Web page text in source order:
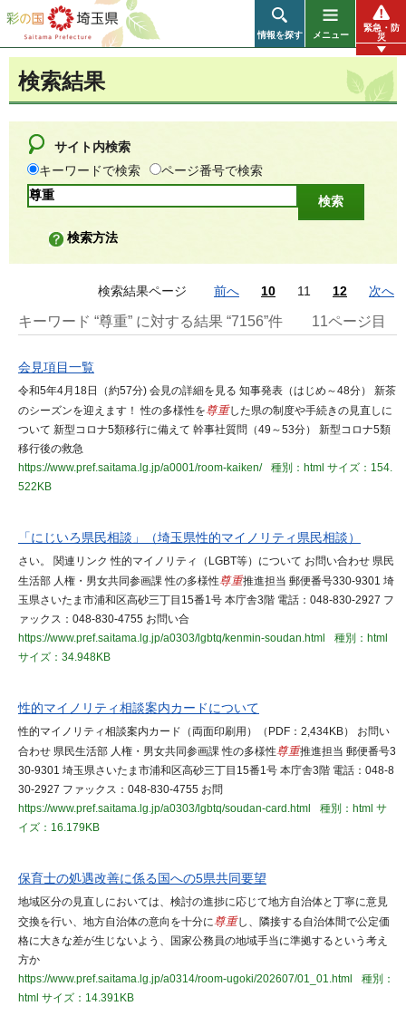
彩の国 埼玉県
情報を探す メニュー
緊急・防
災
検索結果
サイト内検索
キーワードで検索
ページ番号で検索
検索方法
検索結果ページ 前へ 10 11 12 次へ
キーワード “尊重” に対する結果 “7156”件 11ページ目
会見項目一覧
令和5年4月18日（約57分) 会見の詳細を見る 知事発表（はじめ～48分） 新茶
のシーズンを迎えます！ 性の多様性を尊重した県の制度や手続きの見直しに
ついて 新型コロナ5類移行に備えて 幹事社質問（49～53分） 新型コロナ5類
移行後の救急
https://www.pref.saitama.lg.jp/a0001/room-kaiken/
種別：html サイズ：154.
522KB
「にじいろ県民相談」（埼玉県性的マイノリティ県民相談）
さい。 関連リンク 性的マイノリティ（LGBT等）について お問い合わせ 県民
生活部 人権・男女共同参画課 性の多様性尊重推進担当 郵便番号330-9301 埼
玉県さいたま市浦和区高砂三丁目15番1号 本庁舎3階 電話：048-830-2927 フ
ァックス：048-830-4755 お問い合
https://www.pref.saitama.lg.jp/a0303/lgbtq/kenmin-soudan.html
種別：html
サイズ：34.948KB
性的マイノリティ相談案内カードについて
性的マイノリティ相談案内カード（両面印刷用）（PDF：2,434KB） お問い
合わせ 県民生活部 人権・男女共同参画課 性の多様性尊重推進担当 郵便番号3
30-9301 埼玉県さいたま市浦和区高砂三丁目15番1号 本庁舎3階 電話：048-8
30-2927 ファックス：048-830-4755 お問
https://www.pref.saitama.lg.jp/a0303/lgbtq/soudan-card.html
種別：html サ
イズ：16.179KB
保育士の処遇改善に係る国への5県共同要望
地域区分の見直しにおいては、検討の進捗に応じて地方自治体と丁寧に意見
交換を行い、地方自治体の意向を十分に尊重し、隣接する自治体間で公定価
格に大きな差が生じないよう、国家公務員の地域手当に準拠するという考え
方か
https://www.pref.saitama.lg.jp/a0314/room-ugoki/202607/01_01.html
種別：
html サイズ：14.391KB